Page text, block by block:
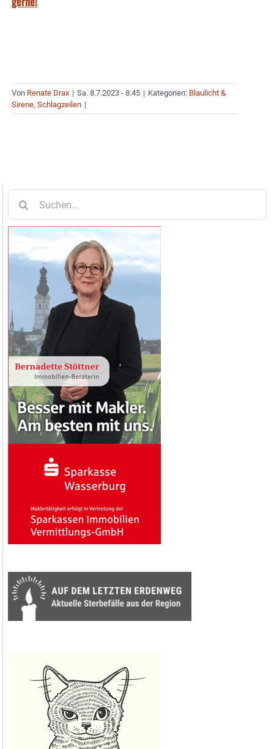
Von Renate Drax | Sa. 8.7.2023 - 8:45 | Kategorien: Blaulicht &
Sirene, Schlagzeilen |
nach: